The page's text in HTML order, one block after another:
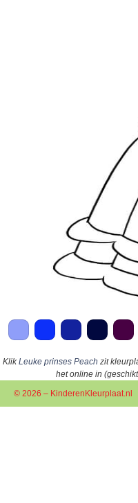
KlikLeuke prinses Peach zit
het online in
© 2026 – KinderenKleurplaat.nl